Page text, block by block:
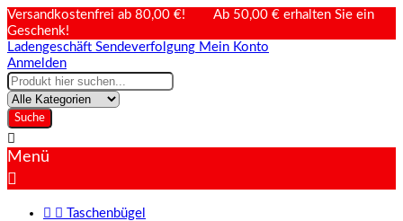
Versandkostenfrei ab 80,00 €! Ab 50,00 € erhalten Sie ein
Geschenk!
Ladengeschäft Sendeverfolgung Mein Konto
Anmelden
Suche

Menü

 
Taschenbügel